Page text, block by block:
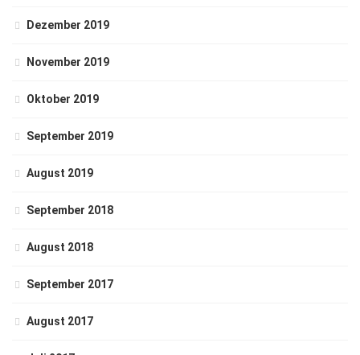
Dezember 2019
November 2019
Oktober 2019
September 2019
August 2019
September 2018
August 2018
September 2017
August 2017